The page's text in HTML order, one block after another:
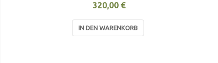
320,00 €
IN DEN WARENKORB